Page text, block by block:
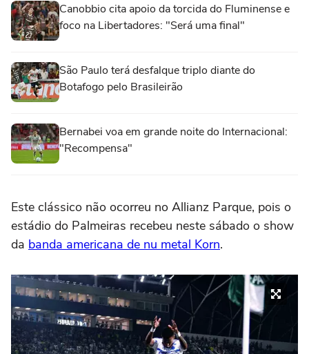
Canobbio cita apoio da torcida do Fluminense e
foco na Libertadores: "Será uma final"
São Paulo terá desfalque triplo diante do
Botafogo pelo Brasileirão
Bernabei voa em grande noite do Internacional:
"Recompensa"
Este clássico não ocorreu no Allianz Parque, pois o
estádio do Palmeiras recebeu neste sábado o show
da banda americana de nu metal Korn.